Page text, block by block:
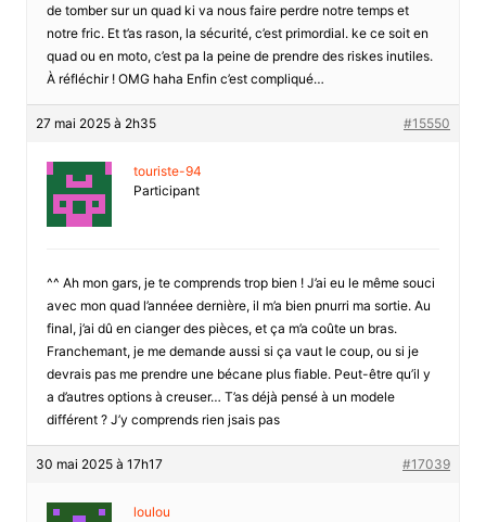
de tomber sur un quad ki va nous faire perdre notre temps et
notre fric. Et t’as rason, la sécurité, c’est primordial. ke ce soit en
quad ou en moto, c’est pa la peine de prendre des riskes inutiles.
À réfléchir ! OMG haha Enfin c’est compliqué…
27 mai 2025 à 2h35 #15550
touriste-94
Participant
^^ Ah mon gars, je te comprends trop bien ! J’ai eu le même souci
avec mon quad l’annéee dernière, il m’a bien pnurri ma sortie. Au
final, j’ai dû en cianger des pièces, et ça m’a coûte un bras.
Franchemant, je me demande aussi si ça vaut le coup, ou si je
devrais pas me prendre une bécane plus fiable. Peut-être qu’il y
a d’autres options à creuser… T’as déjà pensé à un modele
différent ? J’y comprends rien jsais pas
30 mai 2025 à 17h17 #17039
loulou